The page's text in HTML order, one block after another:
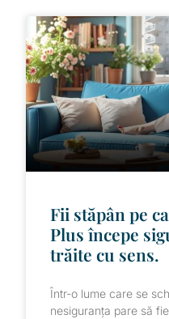
Fii stăpân pe
Plus începe
trăite cu sens.
Într-o lume care se
nesiguranța pare să